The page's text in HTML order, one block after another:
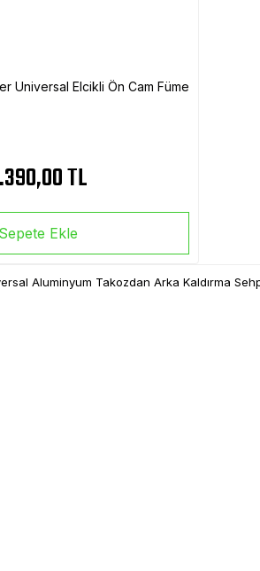
Universal Elcikli Ön Cam Füme
TL
Sepete Ekle